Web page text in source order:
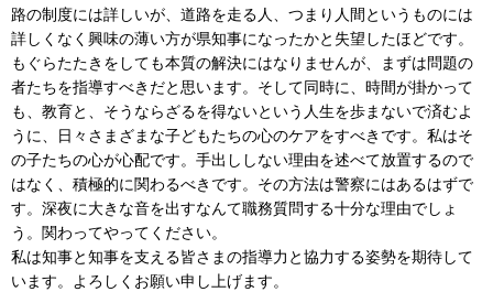
路の制度には詳しいが、道路を走る人、つまり人間というものには
詳しくなく興味の薄い方が県知事になったかと失望したほどです。
もぐらたたきをしても本質の解決にはなりませんが、まずは問題の
者たちを指導すべきだと思います。そして同時に、時間が掛かって
も、教育と、そうならざるを得ないという人生を歩まないで済むよ
うに、日々さまざまな子どもたちの心のケアをすべきです。私はそ
の子たちの心が心配です。手出ししない理由を述べて放置するので
はなく、積極的に関わるべきです。その方法は警察にはあるはずで
す。深夜に大きな音を出すなんて職務質問する十分な理由でしょ
う。関わってやってください。
私は知事と知事を支える皆さまの指導力と協力する姿勢を期待して
います。よろしくお願い申し上げます。